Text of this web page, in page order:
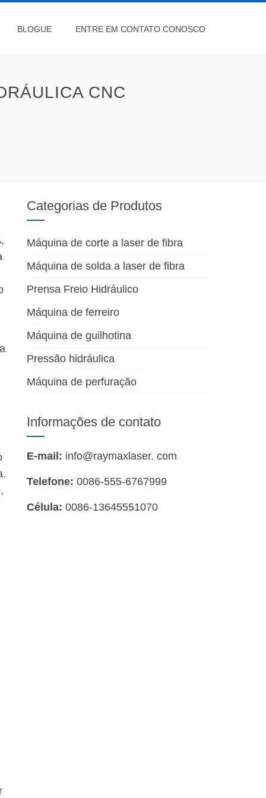
BLOGUE ENTRE EM CONTATO CONOSCO
CNC
Categorias de Produtos
Máquina de corte a laser de fibra
Máquina de solda a laser de fibra
Prensa Freio Hidráulico
Máquina de ferreiro
Máquina de guilhotina
Pressão hidráulica
Máquina de perfuração
Informações de contato
E-mail: info@raymaxlaser. com
Telefone: 0086-555-6767999
Célula: 0086-13645551070